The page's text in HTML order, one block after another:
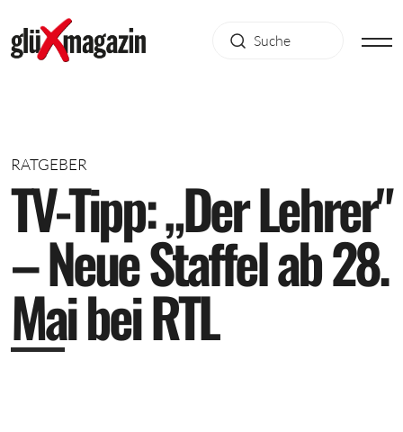
RATGEBER
TV-Tipp:„DerLehrer"
–NeueStaffelab28.
MaibeiRTL